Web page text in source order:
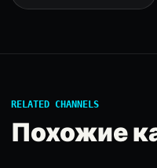
RELATED CHANNELS
Похожие